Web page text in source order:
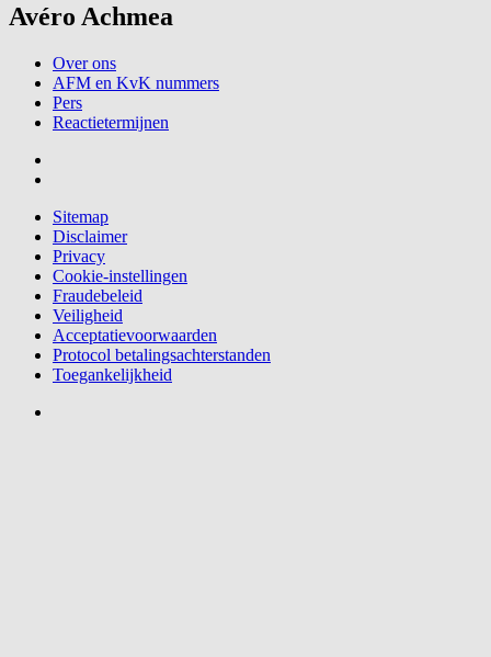
Avéro Achmea
Over ons
AFM en KvK nummers
Pers
Reactietermijnen
Sitemap
Disclaimer
Privacy
Cookie-instellingen
Fraudebeleid
Veiligheid
Acceptatievoorwaarden
Protocol betalingsachterstanden
Toegankelijkheid